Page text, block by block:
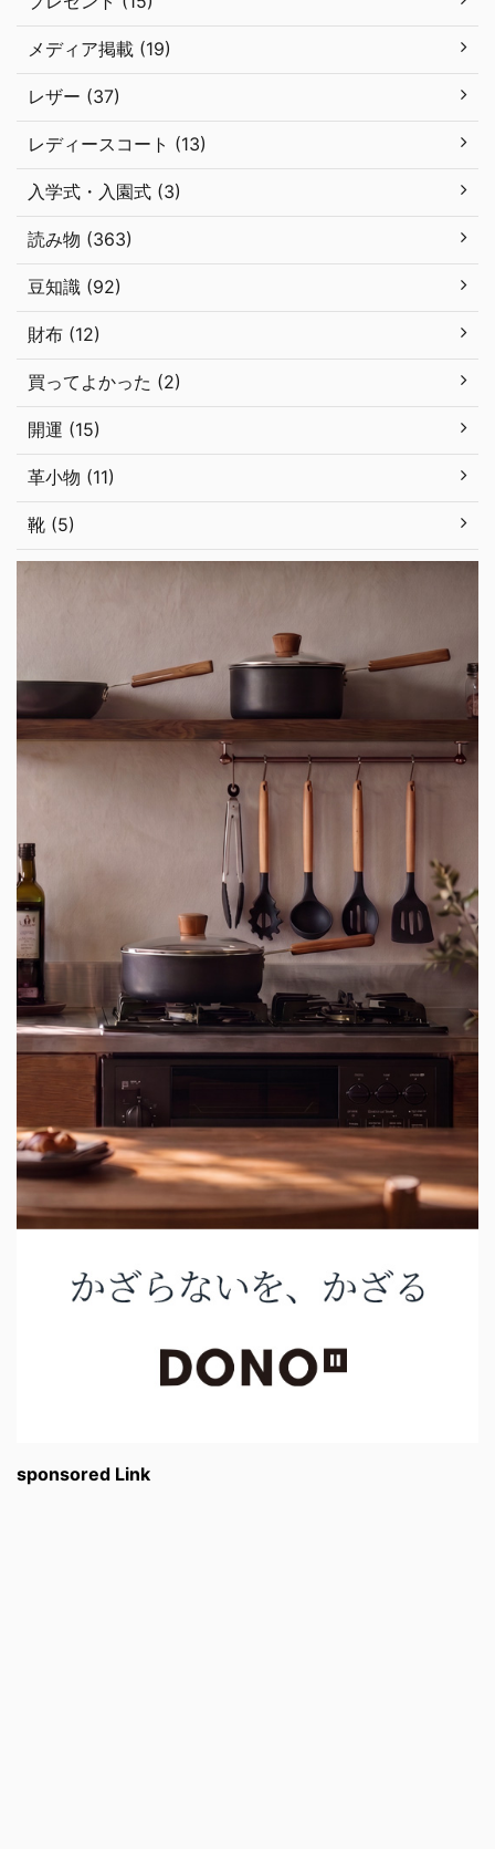
メディア掲載 (19)
レザー (37)
レディースコート (13)
入学式・入園式 (3)
読み物 (363)
豆知識 (92)
財布 (12)
買ってよかった (2)
開運 (15)
革小物 (11)
靴 (5)
sponsored Link